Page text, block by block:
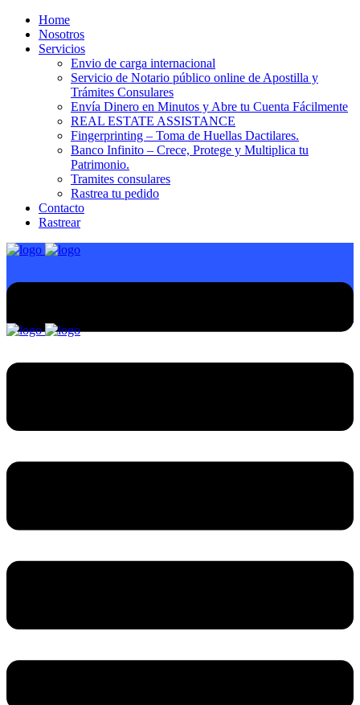
Home
Nosotros
Servicios
Envio de carga internacional
Servicio de Notario público online de Apostilla y
Trámites Consulares
Envía Dinero en Minutos y Abre tu Cuenta Fácilmente
REAL ESTATE ASSISTANCE
Fingerprinting – Toma de Huellas Dactilares.
Banco Infinito – Crece, Protege y Multiplica tu
Patrimonio.
Tramites consulares
Rastrea tu pedido
Contacto
Rastrear